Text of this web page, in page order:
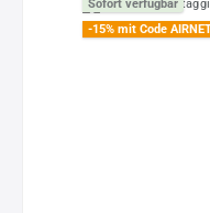
Sofort verfügbar
-15% mit Code